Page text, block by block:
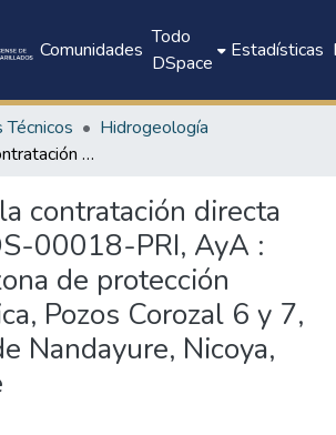
Comunidades
Todo
DSpace
Estadísticas
Técnicos
Hidrogeología
Informe de la contratación directa Nº 2016CDS-00018-PRI, AyA : Definición zona de protección bacteriológica, Pozos Corozal 6 y 7, San Pablo de Nandayure, Nicoya, Guanacaste
contratación directa
00018-PRI, AyA :
de protección
Pozos Corozal 6 y 7,
Nandayure, Nicoya,